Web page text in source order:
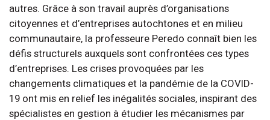
autres. Grâce à son travail auprès d’organisations
citoyennes et d’entreprises autochtones et en milieu
communautaire, la professeure Peredo connaît bien les
défis structurels auxquels sont confrontées ces types
d’entreprises. Les crises provoquées par les
changements climatiques et la pandémie de la COVID-
19 ont mis en relief les inégalités sociales, inspirant des
spécialistes en gestion à étudier les mécanismes par